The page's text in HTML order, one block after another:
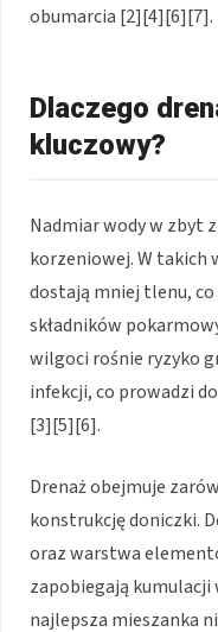
obumarcia [2][4][6][7].
Dlaczego
kluczowy?
Nadmiar wody w zbyt
korzeniowej. W takich
dostają mniej tlenu,
składników
wilgoci rośnie ryzyko
infekcji, co prowadzi
[3][5][6].
Drenaż obejmuje
konstrukcję doniczki.
oraz warstwa
zapobiegają kumulacji
najlepsza mieszanka